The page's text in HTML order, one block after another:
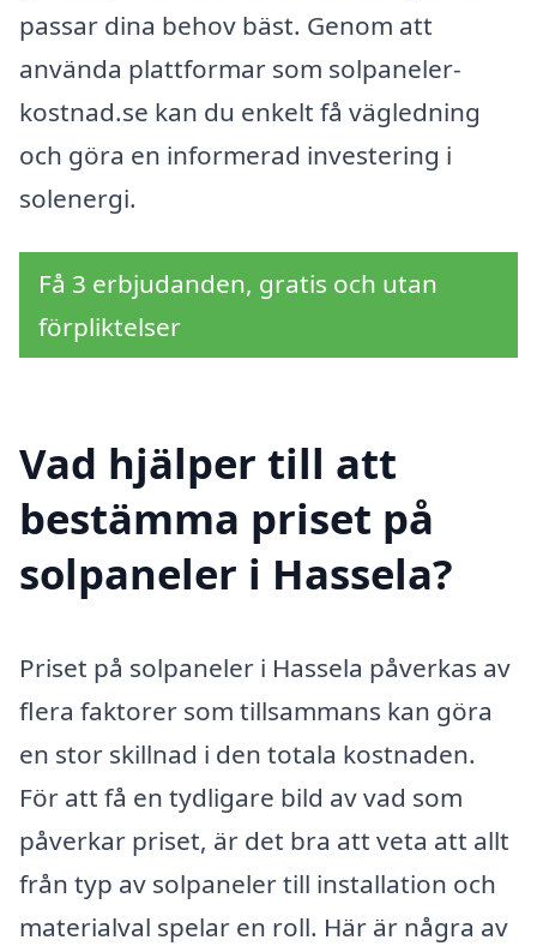
passar dina behov bäst. Genom att
använda plattformar som solpaneler-
kostnad.se kan du enkelt få vägledning
och göra en informerad investering i
solenergi.
Få 3 erbjudanden, gratis och utan
förpliktelser
Vad hjälper till att
bestämma priset på
solpaneler i Hassela?
Priset på solpaneler i Hassela påverkas av
flera faktorer som tillsammans kan göra
en stor skillnad i den totala kostnaden.
För att få en tydligare bild av vad som
påverkar priset, är det bra att veta att allt
från typ av solpaneler till installation och
materialval spelar en roll. Här är några av